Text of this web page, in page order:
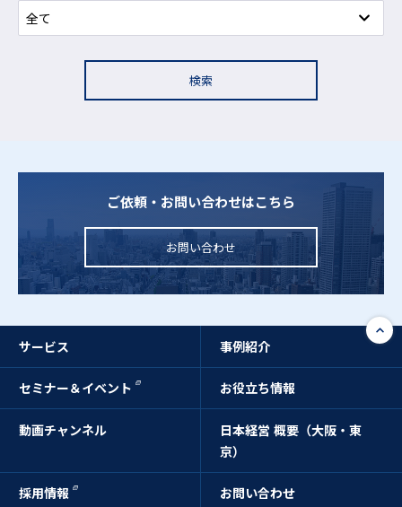
検索
ご依頼・お問い合わせはこちら
お問い合わせ
サービス 事例紹介
セミナー＆イベント お役立ち情報
動画チャンネル
日本経営 概要（大阪・東
京）
採用情報 お問い合わせ